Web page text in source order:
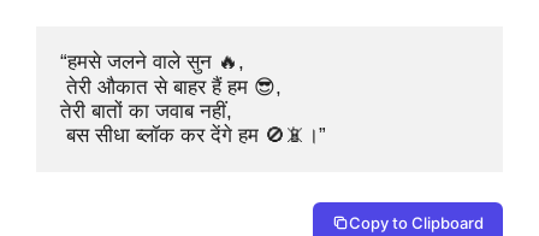
“हमसे जलने वाले सुन 🔥,
तेरी औकात से बाहर हैं हम 😎,
तेरी बातों का जवाब नहीं,
बस सीधा ब्लॉक कर देंगे हम 🚫📵।”
Copy to Clipboard